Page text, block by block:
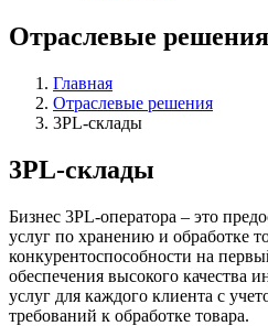
Отраслевые решения
Главная
Отраслевые решения
3PL-склады
3PL-склады
Бизнес 3PL-оператора – это
услуг по хранению и обработке
конкурентоспособности на
обеспечения высокого качества
услуг для каждого клиента с
требований к обработке товара.